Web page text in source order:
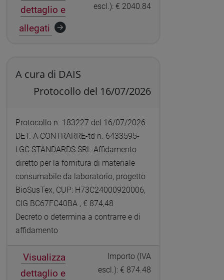
dettaglio e
allegati
escl.): € 2040.84
A cura di DAIS
Protocollo del 16/07/2026
Protocollo n. 183227 del 16/07/2026
DET. A CONTRARRE-td n. 6433595-
LGC STANDARDS SRL-Affidamento
diretto per la fornitura di materiale
consumabile da laboratorio, progetto
BioSusTex, CUP: H73C24000920006,
CIG BC67FC40BA , € 874,48
Decreto o determina a contrarre e di
affidamento
Visualizza
dettaglio e
Importo (IVA
escl.): € 874.48